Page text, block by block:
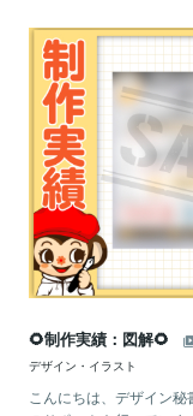
🌻制作実績：図解🌻
デザイン・イラスト
こんにちは、デザイン